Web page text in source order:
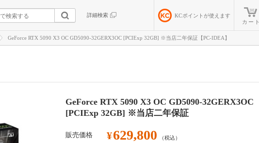
詳細検索 KCポイントが使えます
カート
GeForce RTX 5090 X3 OC GD5090-32GERX3OC [PCIExp 32GB] ※当店二年保証【PC-IDEA】
GeForce RTX 5090 X3 OC GD5090-32GERX3OC
[PCIExp 32GB] ※当店二年保証
販売価格 ¥629,800 （税込）